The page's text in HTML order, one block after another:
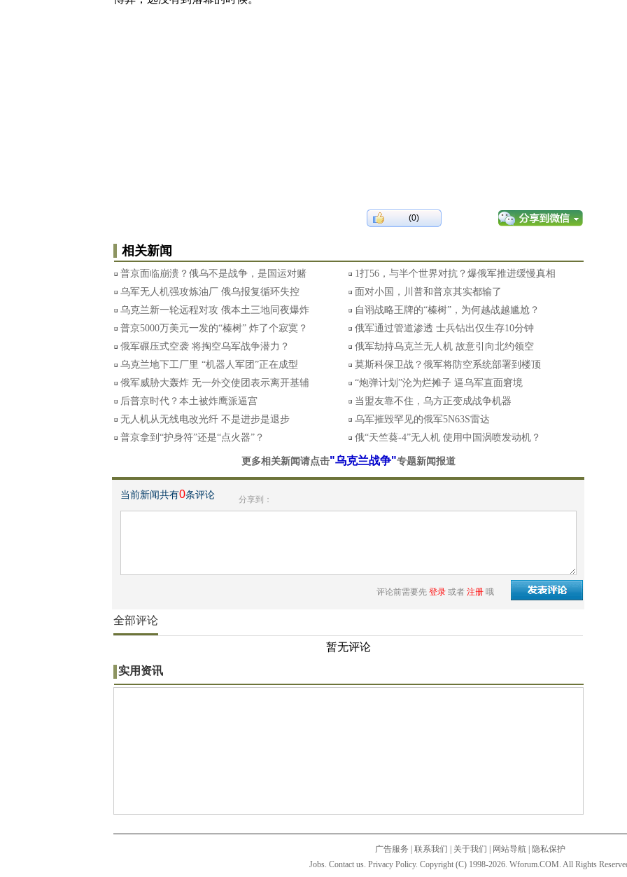
(0)
相关新闻
普京面临崩溃？俄乌不是战争，是国运对赌
1打56，与半个世界对抗？爆俄军推进缓慢真相
乌军无人机强攻炼油厂 俄乌报复循环失控
面对小国，川普和普京其实都输了
乌克兰新一轮远程对攻 俄本土三地同夜爆炸
自诩战略王牌的“榛树”，为何越战越尴尬？
普京5000万美元一发的“榛树” 炸了个寂寞？
俄军通过管道渗透 士兵钻出仅生存10分钟
俄军碾压式空袭 将掏空乌军战争潜力？
俄军劫持乌克兰无人机 故意引向北约领空
乌克兰地下工厂里 “机器人军团”正在成型
莫斯科保卫战？俄军将防空系统部署到楼顶
俄军威胁大轰炸 无一外交使团表示离开基辅
“炮弹计划”沦为烂摊子 逼乌军直面窘境
后普京时代？本土被炸鹰派逼宫
当盟友靠不住，乌方正变成战争机器
无人机从无线电改光纤 不是进步是退步
乌军摧毁罕见的俄军5N63S雷达
普京拿到“护身符”还是“点火器”？
俄“天竺葵-4”无人机 使用中国涡喷发动机？
更多相关新闻请点击"乌克兰战争"专题新闻报道
当前新闻共有0条评论 分享到：
评论前需要先 登录 或者 注册 哦
全部评论
暂无评论
实用资讯
广告服务 联系我们 关于我们 网站导航
隐私保护
Jobs. Contact us. Privacy Policy. Copyright (C) 1998-2026. Wforum.COM. All Rights